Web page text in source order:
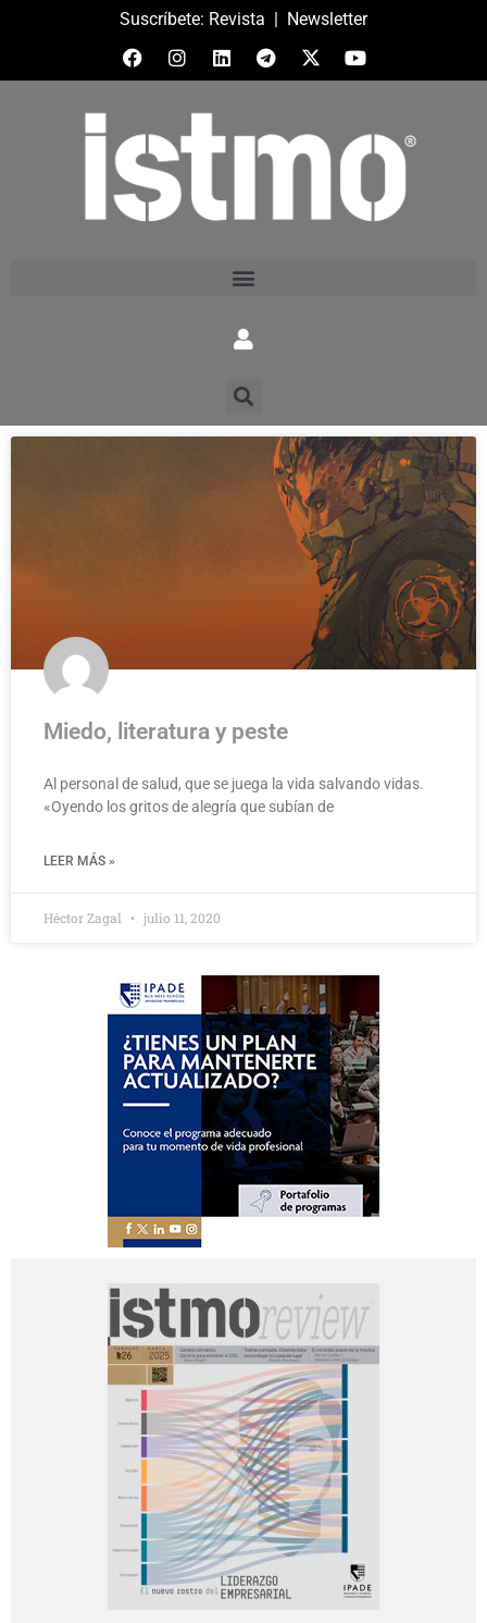
Suscríbete: Revista | Newsletter
Miedo, literatura y peste
Al personal de salud, que se juega la vida salvando vidas.
«Oyendo los gritos de alegría que subían de
LEER MÁS »
Héctor Zagal julio 11, 2020